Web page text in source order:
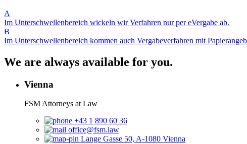
A
Im Unterschwellenbereich wickeln wir Verfahren nur per eVergabe ab.
B
Im Unterschwellenbereich kommen auch Vergabeverfahren mit
We are always available for you.
Vienna
FSM Attorneys at Law
+43 1 890 60 36
office@fsm.law
Lange Gasse 50, A-1080 Vienna